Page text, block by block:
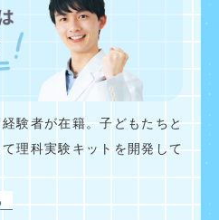
験者が在籍。子どもたちと
理科実験キットを開発して